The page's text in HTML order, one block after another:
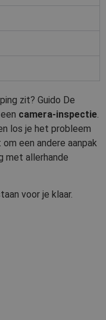
zit? Guido De
camera-inspectie
los je het probleem
een andere aanpak
met allerhande
voor je klaar.